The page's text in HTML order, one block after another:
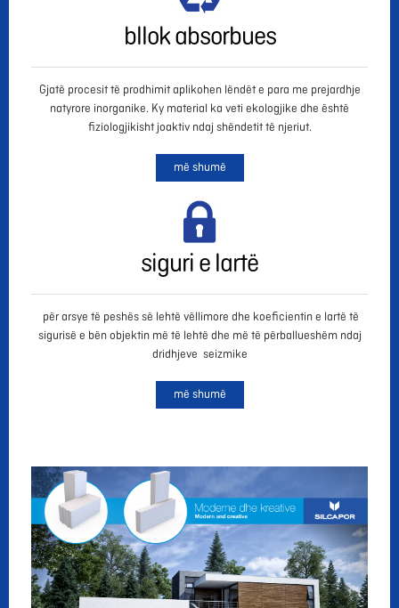
bllok absorbues
Gjatë procesit të prodhimit aplikohen lëndët e para me prejardhje
natyrore inorganike. Ky material ka veti ekologjike dhe është
fiziologjikisht joaktiv ndaj shëndetit të njeriut.
më shumë
siguri e lartë
për arsye të peshës së lehtë vëllimore dhe koeficientin e lartë të
sigurisë e bën objektin më të lehtë dhe më të përballueshëm ndaj
dridhjeve seizmike
më shumë